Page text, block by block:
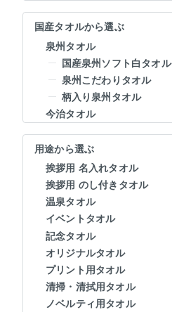
国産タオルから選ぶ
泉州タオル
国産泉州ソフト白タオル
泉州こだわりタオル
柄入り泉州タオル
今治タオル
用途から選ぶ
挨拶用 名入れタオル
挨拶用 のし付きタオル
温泉タオル
イベントタオル
記念タオル
オリジナルタオル
プリント用タオル
清掃・清拭用タオル
ノベルティ用タオル